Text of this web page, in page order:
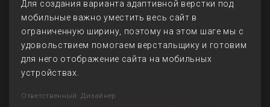
Для создания варианта адаптивной верстки под
мобильные важно уместить весь сайт в
ограниченную ширину, поэтому на этом шаге мы с
удовольствием помогаем верстальщику и готовим
для него отображение сайта на мобильных
устройствах.
Ответственный: Дизайнер